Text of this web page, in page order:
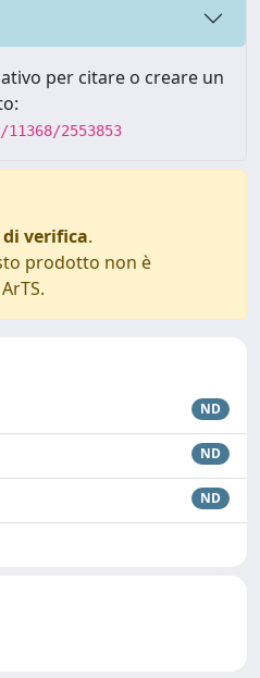
per citare o creare un
2553853
verifica.
prodotto non è
ND
ND
ND